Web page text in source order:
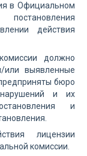
в Официальном
действия
должно
или выявленные
бюро
и их
и
лицензии
комиссии.